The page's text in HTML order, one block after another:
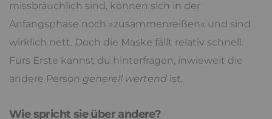
missbräuchlich sind, können sich in der
Anfangsphase noch »zusammenreißen« und sind
wirklich nett. Doch die Maske fällt relativ schnell.
Fürs Erste kannst du hinterfragen, inwieweit die
andere Person generell wertend ist.
Wie spricht sie über andere?